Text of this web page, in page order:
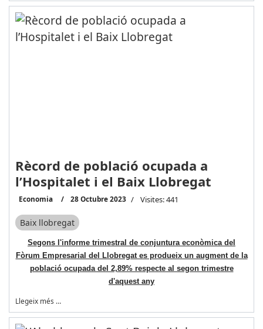
Rècord de població ocupada a
l’Hospitalet i el Baix Llobregat
Economia 28 Octubre 2023 Visites: 441
Baix llobregat
Segons l'informe trimestral de conjuntura econòmica del
Fòrum Empresarial del Llobregat es produeix un augment de la
població ocupada del 2,89% respecte al segon trimestre
d'aquest any
Llegeix més …